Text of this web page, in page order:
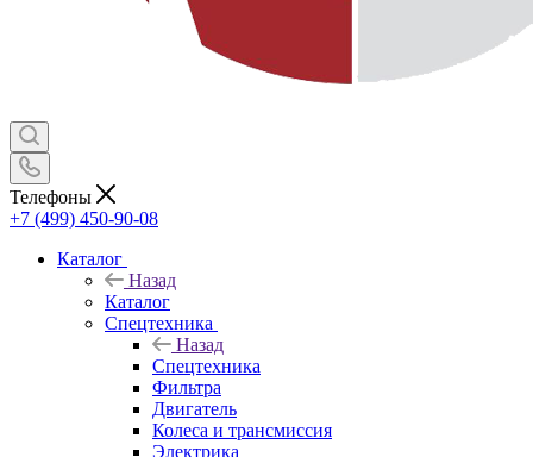
Телефоны
+7 (499) 450-90-08
Каталог
Назад
Каталог
Спецтехника
Назад
Спецтехника
Фильтра
Двигатель
Колеса и трансмиссия
Электрика